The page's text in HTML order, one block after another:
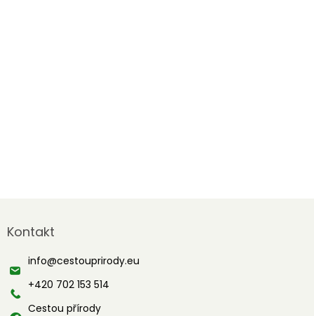
p
t
Kontakt
info@cestouprirody.eu
+420 702 153 514
Cestou přírody